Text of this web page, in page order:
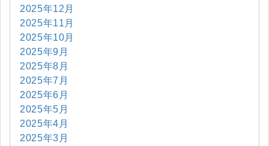
2025年12月
2025年11月
2025年10月
2025年9月
2025年8月
2025年7月
2025年6月
2025年5月
2025年4月
2025年3月